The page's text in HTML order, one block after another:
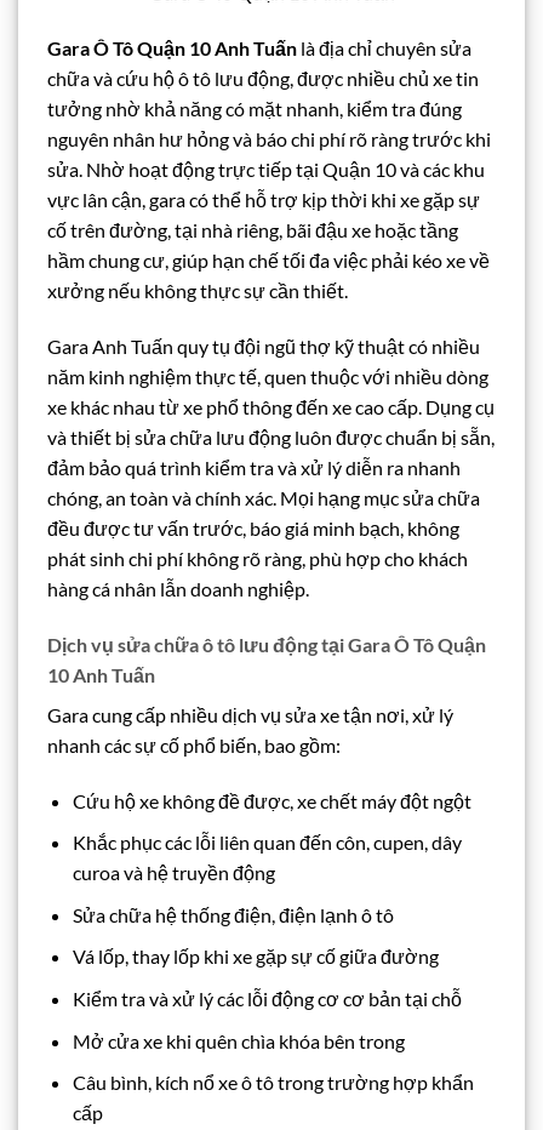
Gara Ô Tô Quận 10 Anh Tuấn là địa chỉ chuyên sửa
chữa và cứu hộ ô tô lưu động, được nhiều chủ xe tin
tưởng nhờ khả năng có mặt nhanh, kiểm tra đúng
nguyên nhân hư hỏng và báo chi phí rõ ràng trước khi
sửa. Nhờ hoạt động trực tiếp tại Quận 10 và các khu
vực lân cận, gara có thể hỗ trợ kịp thời khi xe gặp sự
cố trên đường, tại nhà riêng, bãi đậu xe hoặc tầng
hầm chung cư, giúp hạn chế tối đa việc phải kéo xe về
xưởng nếu không thực sự cần thiết.
Gara Anh Tuấn quy tụ đội ngũ thợ kỹ thuật có nhiều
năm kinh nghiệm thực tế, quen thuộc với nhiều dòng
xe khác nhau từ xe phổ thông đến xe cao cấp. Dụng cụ
và thiết bị sửa chữa lưu động luôn được chuẩn bị sẵn,
đảm bảo quá trình kiểm tra và xử lý diễn ra nhanh
chóng, an toàn và chính xác. Mọi hạng mục sửa chữa
đều được tư vấn trước, báo giá minh bạch, không
phát sinh chi phí không rõ ràng, phù hợp cho khách
hàng cá nhân lẫn doanh nghiệp.
Dịch vụ sửa chữa ô tô lưu động tại Gara Ô Tô Quận
10 Anh Tuấn
Gara cung cấp nhiều dịch vụ sửa xe tận nơi, xử lý
nhanh các sự cố phổ biến, bao gồm:
Cứu hộ xe không đề được, xe chết máy đột ngột
Khắc phục các lỗi liên quan đến côn, cupen, dây
curoa và hệ truyền động
Sửa chữa hệ thống điện, điện lạnh ô tô
Vá lốp, thay lốp khi xe gặp sự cố giữa đường
Kiểm tra và xử lý các lỗi động cơ cơ bản tại chỗ
Mở cửa xe khi quên chìa khóa bên trong
Câu bình, kích nổ xe ô tô trong trường hợp khẩn
cấp